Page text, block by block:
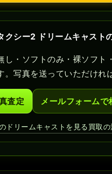
クシー2 ドリームキャスト
し・ソフトのみ・裸ソフト
。写真を送っていただけれ
査定 メールフォームで
ドリームキャストを見る買取